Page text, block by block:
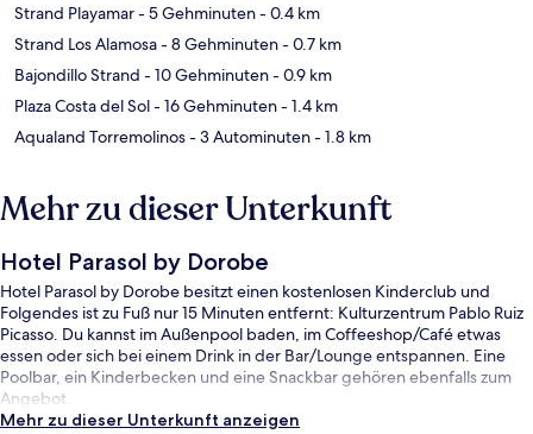
Strand Playamar- 5 Gehminuten- 0.4 km
Strand Los Alamosa- 8 Gehminuten- 0.7 km
Bajondillo Strand - 10 Gehminuten- 0.9 km
Plaza Costa del Sol- 16 Gehminuten- 1.4 km
Aqualand Torremolinos- 3 Autominuten- 1.8 km
Mehr zu dieser Unterkunft
Hotel Parasol by Dorobe
Hotel Parasol by Dorobe besitzt einen kostenlosen Kinderclub und
Folgendes ist zu Fuß nur 15 Minuten entfernt: Kulturzentrum Pablo Ruiz
Picasso. Du kannst im Außenpool baden, im Coffeeshop/Café etwas
essen oder sich bei einem Drink in der Bar/Lounge entspannen. Eine
Poolbar, ein Kinderbecken und eine Snackbar gehören ebenfalls zum
Angebot.
Mehr zu dieser Unterkunft anzeigen